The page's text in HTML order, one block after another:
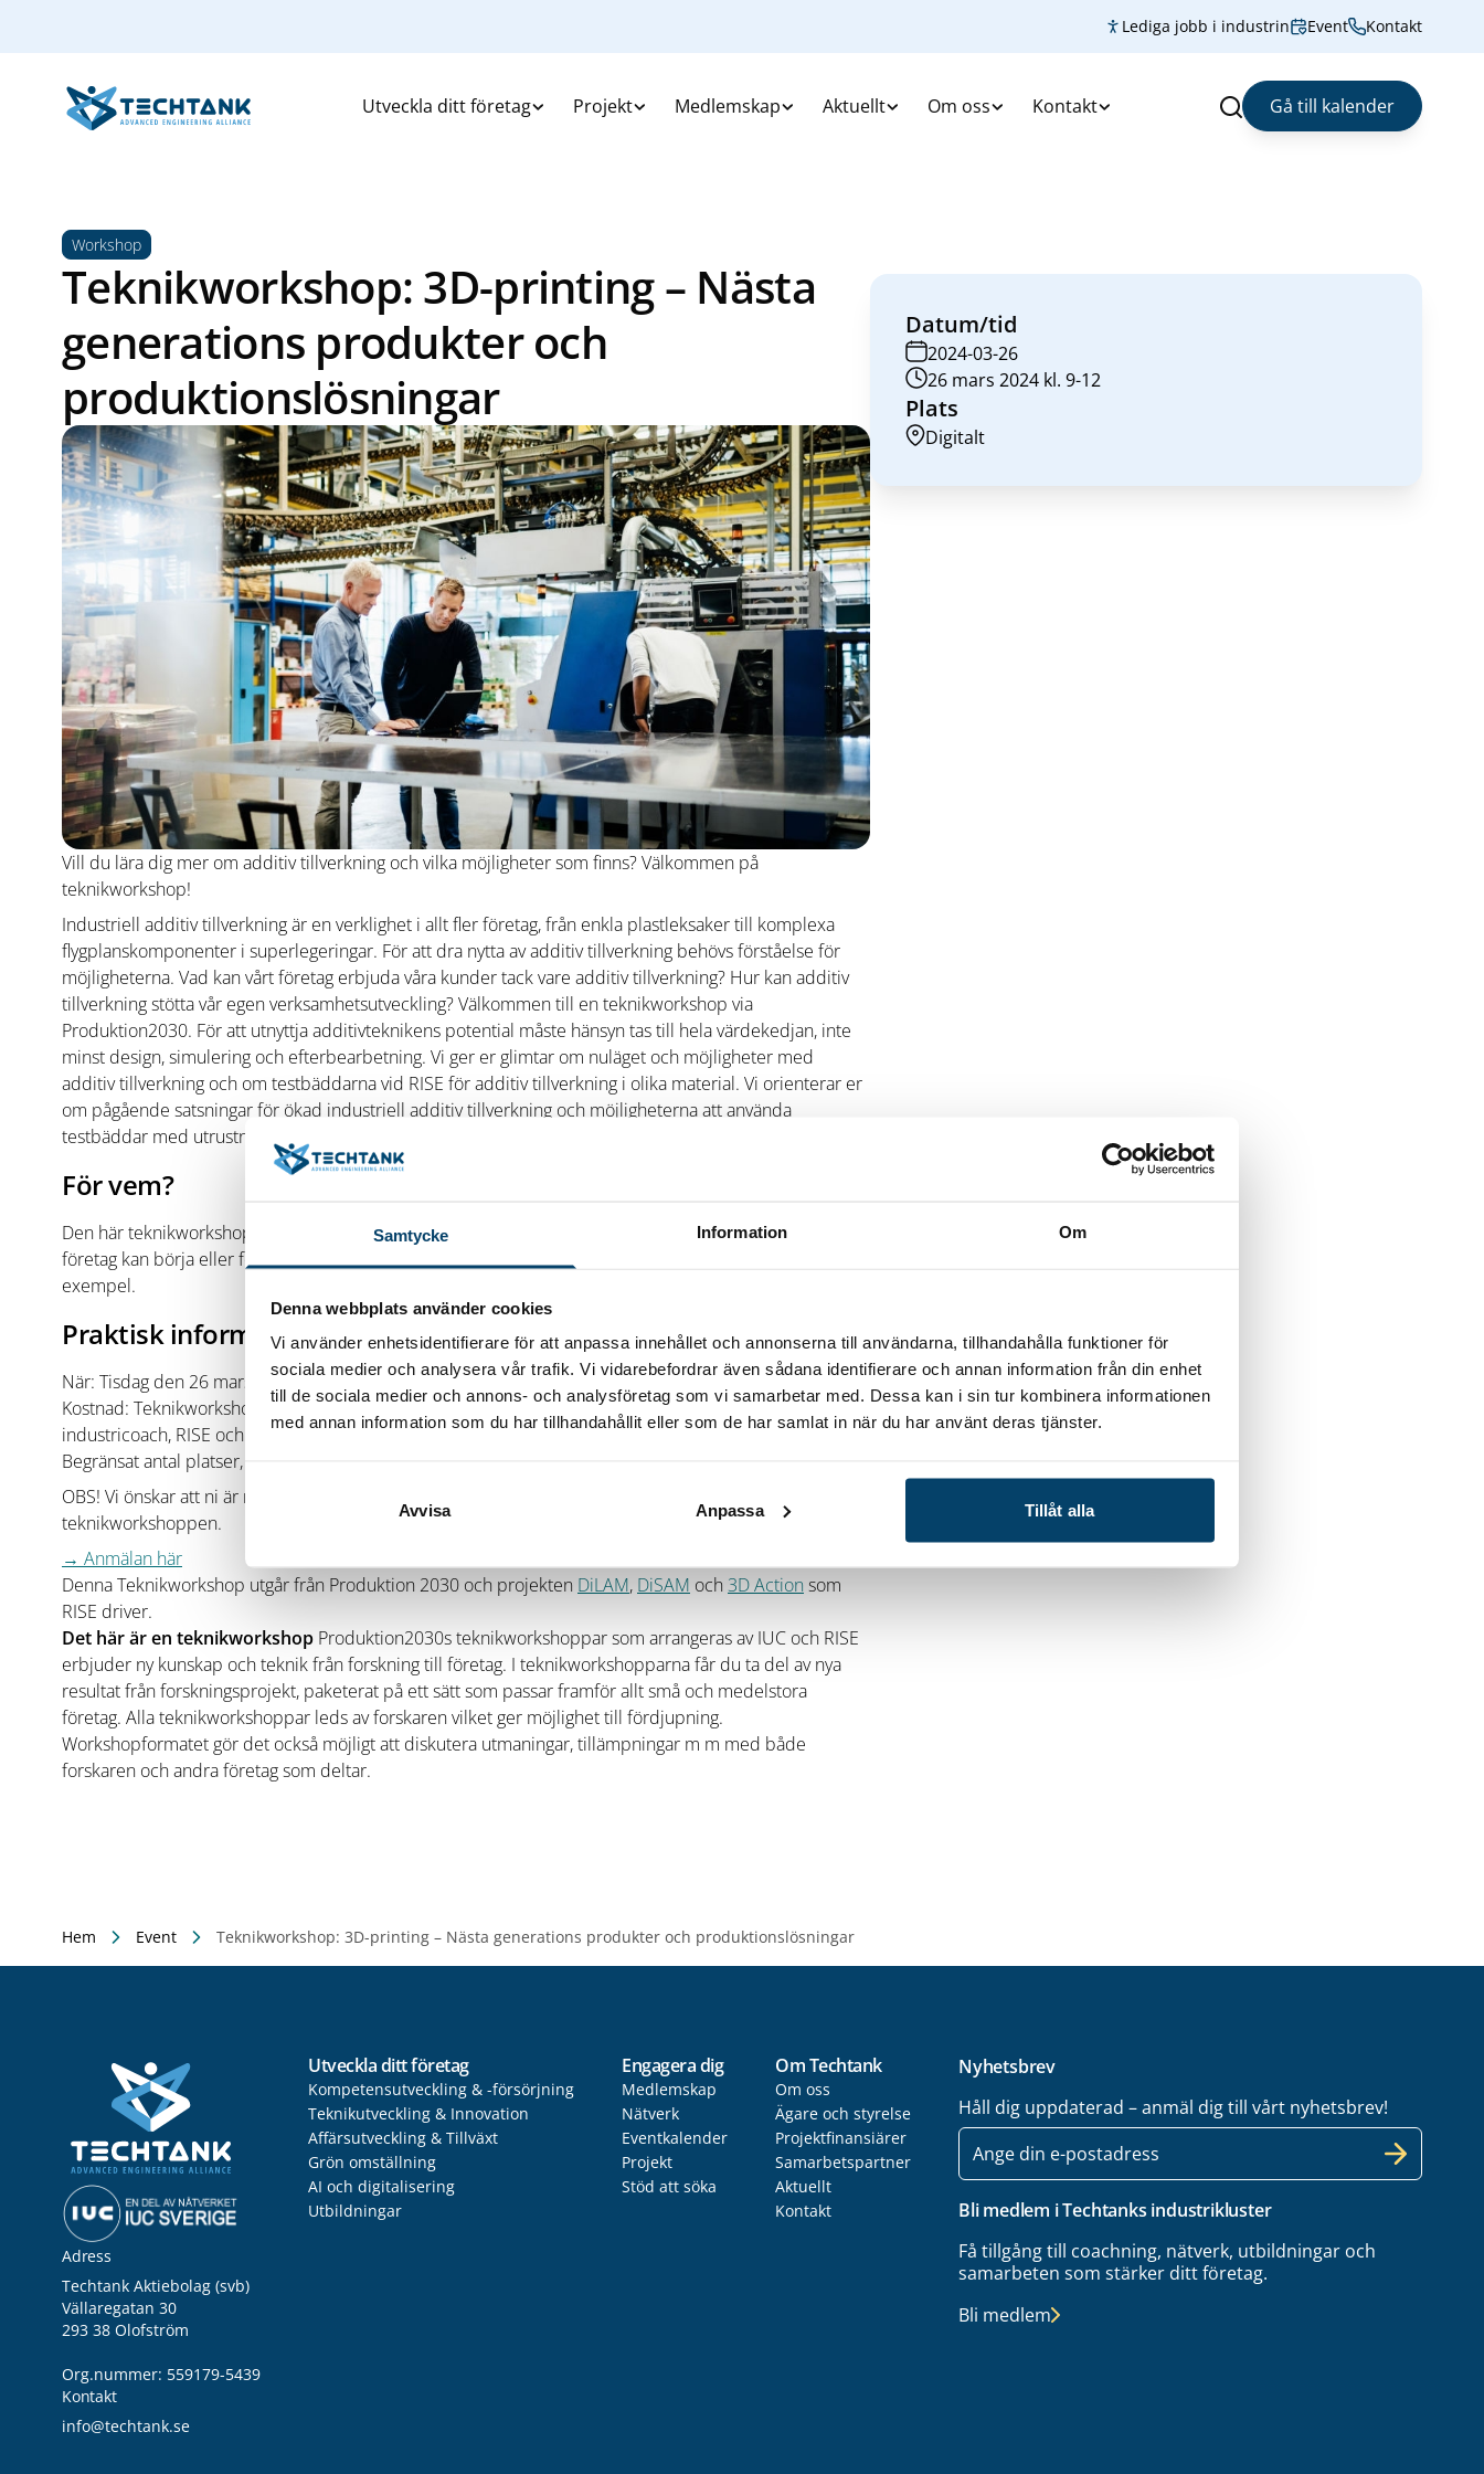
Samtycke Information Om
Denna webbplats använder cookies
Vi använder enhetsidentifierare för att anpassa innehållet och annonserna till användarna, tillhandahålla funktioner för
sociala medier och analysera vår trafik. Vi vidarebefordrar även sådana identifierare och annan information från din enhet
till de sociala medier och annons- och analysföretag som vi samarbetar med. Dessa kan i sin tur kombinera informationen
med annan information som du har tillhandahållit eller som de har samlat in när du har använt deras tjänster.
Avvisa Anpassa Tillåt alla
Lediga jobb i industrin Event Kontakt
Utveckla ditt företag Projekt Medlemskap Aktuellt Om oss Kontakt Sök Gå till kalender
Workshop
Teknikworkshop: 3D-printing – Nästa
generations produkter och
produktionslösningar
Vill du lära dig mer om additiv tillverkning och vilka möjligheter som finns? Välkommen på
teknikworkshop!
Industriell additiv tillverkning är en verklighet i allt fler företag, från enkla plastleksaker till komplexa
flygplanskomponenter i superlegeringar. För att dra nytta av additiv tillverkning behövs förståelse för
möjligheterna. Vad kan vårt företag erbjuda våra kunder tack vare additiv tillverkning? Hur kan additiv
tillverkning stötta vår egen verksamhetsutveckling? Välkommen till en teknikworkshop via
Produktion2030. För att utnyttja additivteknikens potential måste hänsyn tas till hela värdekedjan, inte
minst design, simulering och efterbearbetning. Vi ger er glimtar om nuläget och möjligheter med
additiv tillverkning och om testbäddarna vid RISE för additiv tillverkning i olika material. Vi orienterar er
om pågående satsningar för ökad industriell additiv tillverkning och möjligheterna att använda
testbäddar med utrustning och expertis för additiv tillverkning, nu och i framtiden.
För vem?
Den här teknikworkshoppen riktar sig till dig som vill veta mer om additiv tillverkning och hur ditt
företag kan börja eller fortsätta resan. Du får ökad förståelse och få ta del av företags erfarenheter och
exempel.
Praktisk information
När: Tisdag den 26 mars 2024, kl 9-12 Var: Via Zoom, länk skickas ut dagen innan workshoppen
Kostnad: Teknikworkshoppen är kostnadsfri Workshopsledare: Urban Thuresson, projektledare och
industricoach, RISE och Magnus Axelsson, innovationsutvecklare, RISE
Begränsat antal platser, anmäl dig redan idag. Sista anmälningsdag är 24 mars.
OBS! Vi önskar att ni är minst två deltagare per företag för att få ut det mesta möjliga av
teknikworkshoppen.
→ Anmälan här
Denna Teknikworkshop utgår från Produktion 2030 och projekten DiLAM, DiSAM och 3D Action som
RISE driver.
Det här är en teknikworkshop Produktion2030s teknikworkshoppar som arrangeras av IUC och RISE
erbjuder ny kunskap och teknik från forskning till företag. I teknikworkshopparna får du ta del av nya
resultat från forskningsprojekt, paketerat på ett sätt som passar framför allt små och medelstora
företag. Alla teknikworkshoppar leds av forskaren vilket ger möjlighet till fördjupning.
Workshopformatet gör det också möjligt att diskutera utmaningar, tillämpningar m m med både
forskaren och andra företag som deltar.
Datum/tid
2024-03-26
26 mars 2024 kl. 9-12
Plats
Digitalt
Hem Event Teknikworkshop: 3D-printing – Nästa generations produkter och produktionslösningar
Adress
Techtank Aktiebolag (svb)
Vällaregatan 30
293 38 Olofström
Org.nummer: 559179-5439
Kontakt
info@techtank.se
Utveckla ditt företag
Kompetensutveckling & -försörjning
Teknikutveckling & Innovation
Affärsutveckling & Tillväxt
Grön omställning
AI och digitalisering
Utbildningar
Engagera dig
Medlemskap
Nätverk
Eventkalender
Projekt
Stöd att söka
Om Techtank
Om oss
Ägare och styrelse
Projektfinansiärer
Samarbetspartner
Aktuellt
Kontakt
Nyhetsbrev
Håll dig uppdaterad – anmäl dig till vårt nyhetsbrev!
E-
post
Bli medlem i Techtanks industrikluster
Få tillgång till coachning, nätverk, utbildningar och
samarbeten som stärker ditt företag.
Bli medlem